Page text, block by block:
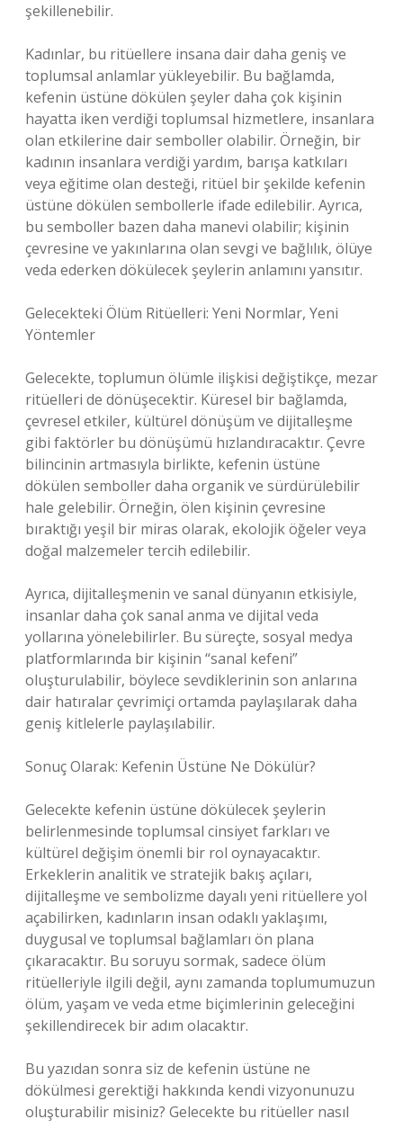
şekillenebilir.
Kadınlar, bu ritüellere insana dair daha geniş ve
toplumsal anlamlar yükleyebilir. Bu bağlamda,
kefenin üstüne dökülen şeyler daha çok kişinin
hayatta iken verdiği toplumsal hizmetlere, insanlara
olan etkilerine dair semboller olabilir. Örneğin, bir
kadının insanlara verdiği yardım, barışa katkıları
veya eğitime olan desteği, ritüel bir şekilde kefenin
üstüne dökülen sembollerle ifade edilebilir. Ayrıca,
bu semboller bazen daha manevi olabilir; kişinin
çevresine ve yakınlarına olan sevgi ve bağlılık, ölüye
veda ederken dökülecek şeylerin anlamını yansıtır.
Gelecekteki Ölüm Ritüelleri: Yeni Normlar, Yeni
Yöntemler
Gelecekte, toplumun ölümle ilişkisi değiştikçe, mezar
ritüelleri de dönüşecektir. Küresel bir bağlamda,
çevresel etkiler, kültürel dönüşüm ve dijitalleşme
gibi faktörler bu dönüşümü hızlandıracaktır. Çevre
bilincinin artmasıyla birlikte, kefenin üstüne
dökülen semboller daha organik ve sürdürülebilir
hale gelebilir. Örneğin, ölen kişinin çevresine
bıraktığı yeşil bir miras olarak, ekolojik öğeler veya
doğal malzemeler tercih edilebilir.
Ayrıca, dijitalleşmenin ve sanal dünyanın etkisiyle,
insanlar daha çok sanal anma ve dijital veda
yollarına yönelebilirler. Bu süreçte, sosyal medya
platformlarında bir kişinin “sanal kefeni”
oluşturulabilir, böylece sevdiklerinin son anlarına
dair hatıralar çevrimiçi ortamda paylaşılarak daha
geniş kitlelerle paylaşılabilir.
Sonuç Olarak: Kefenin Üstüne Ne Dökülür?
Gelecekte kefenin üstüne dökülecek şeylerin
belirlenmesinde toplumsal cinsiyet farkları ve
kültürel değişim önemli bir rol oynayacaktır.
Erkeklerin analitik ve stratejik bakış açıları,
dijitalleşme ve sembolizme dayalı yeni ritüellere yol
açabilirken, kadınların insan odaklı yaklaşımı,
duygusal ve toplumsal bağlamları ön plana
çıkaracaktır. Bu soruyu sormak, sadece ölüm
ritüelleriyle ilgili değil, aynı zamanda toplumumuzun
ölüm, yaşam ve veda etme biçimlerinin geleceğini
şekillendirecek bir adım olacaktır.
Bu yazıdan sonra siz de kefenin üstüne ne
dökülmesi gerektiği hakkında kendi vizyonunuzu
oluşturabilir misiniz? Gelecekte bu ritüeller nasıl